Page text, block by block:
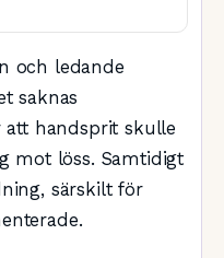
och ledande
saknas
handsprit skulle
mot löss. Samtidigt
särskilt för